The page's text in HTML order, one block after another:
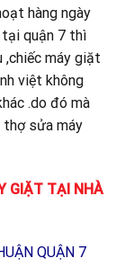
hàng ngày
tại quận 7 thì
,chiếc máy giặt
việt không
.do đó mà
thợ sửa máy
GIẶT TẠI NHÀ
QUẬN 7